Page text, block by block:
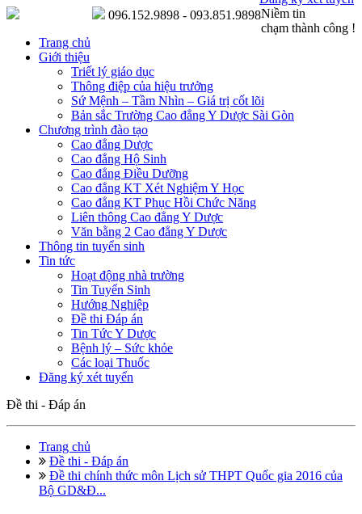
Niềm tin
chạm thành công !
096.152.9898 - 093.851.9898
Trang chủ
Giới thiệu
Triết lý giáo dục
Thông điệp của hiệu trưởng
Sứ Mệnh – Tầm Nhìn – Giá trị cốt lõi
Bản sắc Trường Cao đẳng Y Dược Sài Gòn
Chương trình đào tạo
Cao đẳng Dược
Cao đẳng Hộ Sinh
Cao đẳng Điều Dưỡng
Cao đẳng KT Xét Nghiệm Y Học
Cao đẳng KT Phục Hồi Chức Năng
Liên thông Cao đẳng Y Dược
Văn bằng 2 Cao đẳng Y Dược
Thông tin tuyển sinh
Tin tức
Hoạt động nhà trường
Tin Tuyển Sinh
Hướng Nghiệp
Đề thi Đáp án
Tin Tức Y Dược
Bệnh lý – Sức khỏe
Các loại Thuốc
Đăng ký xét tuyển
Đề thi - Đáp án
Trang chủ
Đề thi - Đáp án
Đề thi chính thức môn Lịch sử THPT Quốc gia 2016 của
Bộ GD&Đ...